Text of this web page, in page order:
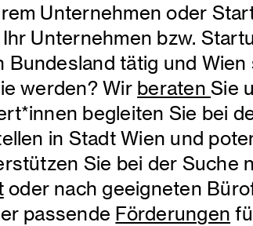
Unternehmen oder
Unternehmen bzw.
tätig und Wien
werden? Wir beratenSie
begleiten Sie bei
in Stadt Wien und
Sie bei der Suche
oder nach geeigneten
passende Förderungen